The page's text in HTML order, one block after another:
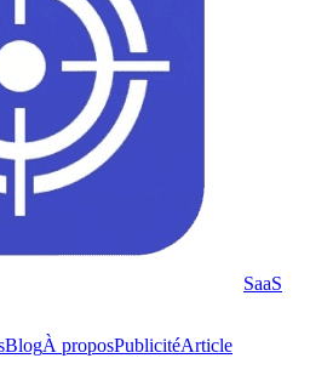
SaaS
BlogÀ proposPublicitéArticle